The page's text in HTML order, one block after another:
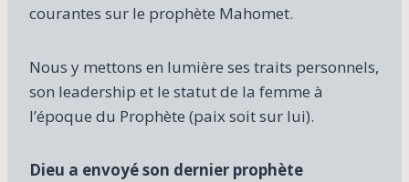
courantes sur le prophète Mahomet.
Nous y mettons en lumière ses traits personnels,
son leadership et le statut de la femme à
l’époque du Prophète (paix soit sur lui).
Dieu a envoyé son dernier prophète